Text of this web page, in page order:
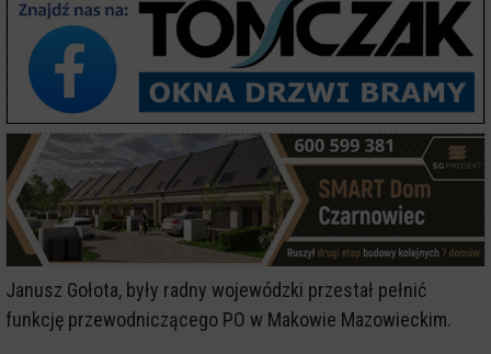
Janusz Gołota, były radny wojewódzki przestał pełnić
funkcję przewodniczącego PO w Makowie Mazowieckim.